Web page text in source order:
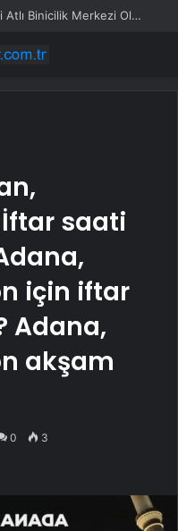
Şekibe İnsel Doğal Yaşam Çiftliği Atlı Binicilik Merkezi Oluyor
saati
için iftar
Adana,
akşam
0 3